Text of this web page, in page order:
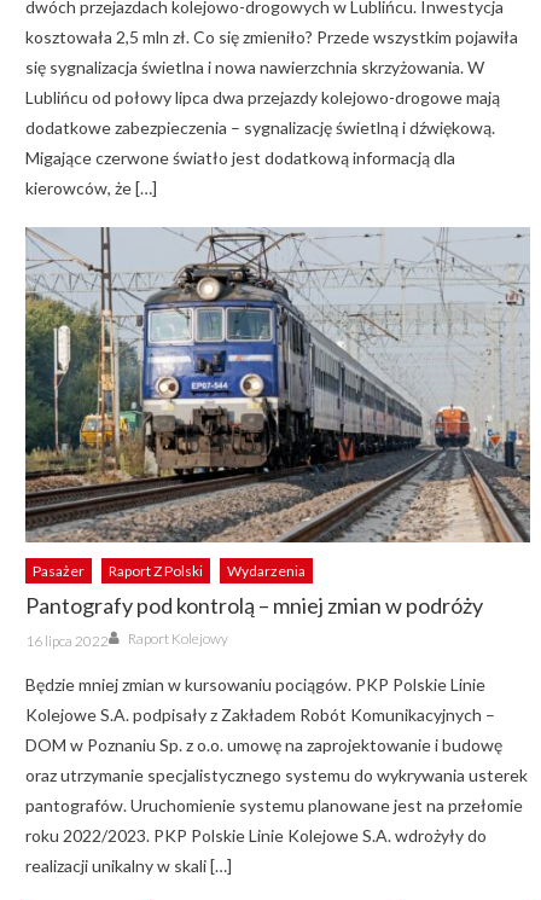
dwóch przejazdach kolejowo-drogowych w Lublińcu. Inwestycja
kosztowała 2,5 mln zł. Co się zmieniło? Przede wszystkim pojawiła
się sygnalizacja świetlna i nowa nawierzchnia skrzyżowania. W
Lublińcu od połowy lipca dwa przejazdy kolejowo-drogowe mają
dodatkowe zabezpieczenia – sygnalizację świetlną i dźwiękową.
Migające czerwone światło jest dodatkową informacją dla
kierowców, że […]
Pasażer Raport Z Polski Wydarzenia
Pantografy pod kontrolą – mniej zmian w podróży
Posted
on
16 lipca 2022 Author
Raport Kolejowy
Będzie mniej zmian w kursowaniu pociągów. PKP Polskie Linie
Kolejowe S.A. podpisały z Zakładem Robót Komunikacyjnych –
DOM w Poznaniu Sp. z o.o. umowę na zaprojektowanie i budowę
oraz utrzymanie specjalistycznego systemu do wykrywania usterek
pantografów. Uruchomienie systemu planowane jest na przełomie
roku 2022/2023. PKP Polskie Linie Kolejowe S.A. wdrożyły do
realizacji unikalny w skali […]